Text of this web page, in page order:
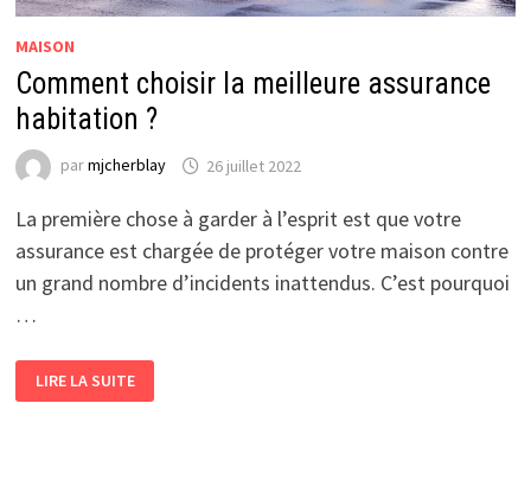
MAISON
Comment choisir la meilleure assurance
habitation ?
parmjcherblay 26 juillet 2022
La première chose à garder à l’esprit est que votre
assurance est chargée de protéger votre maison contre
un grand nombre d’incidents inattendus. C’est pourquoi
…
CHOISIR
LA
LIRE LA SUITE